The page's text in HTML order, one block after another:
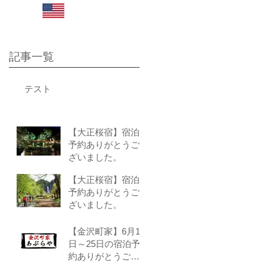
記事一覧
テスト
【大正桜宿】宿泊
予約ありがとうご
ざいました。
【大正桜宿】宿泊
予約ありがとうご
ざいました。
【金沢町家】6月1
日～25日の宿泊予
約ありがとうござ